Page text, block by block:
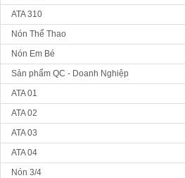
ATA 310
Nón Thể Thao
Nón Em Bé
Sản phẩm QC - Doanh Nghiệp
ATA 01
ATA 02
ATA 03
ATA 04
Nón 3/4